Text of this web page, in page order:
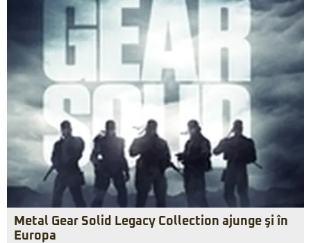
Metal Gear Solid Legacy Collection ajunge şi în
Europa